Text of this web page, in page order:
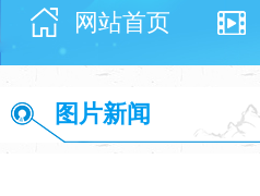
网站首页
图片新闻